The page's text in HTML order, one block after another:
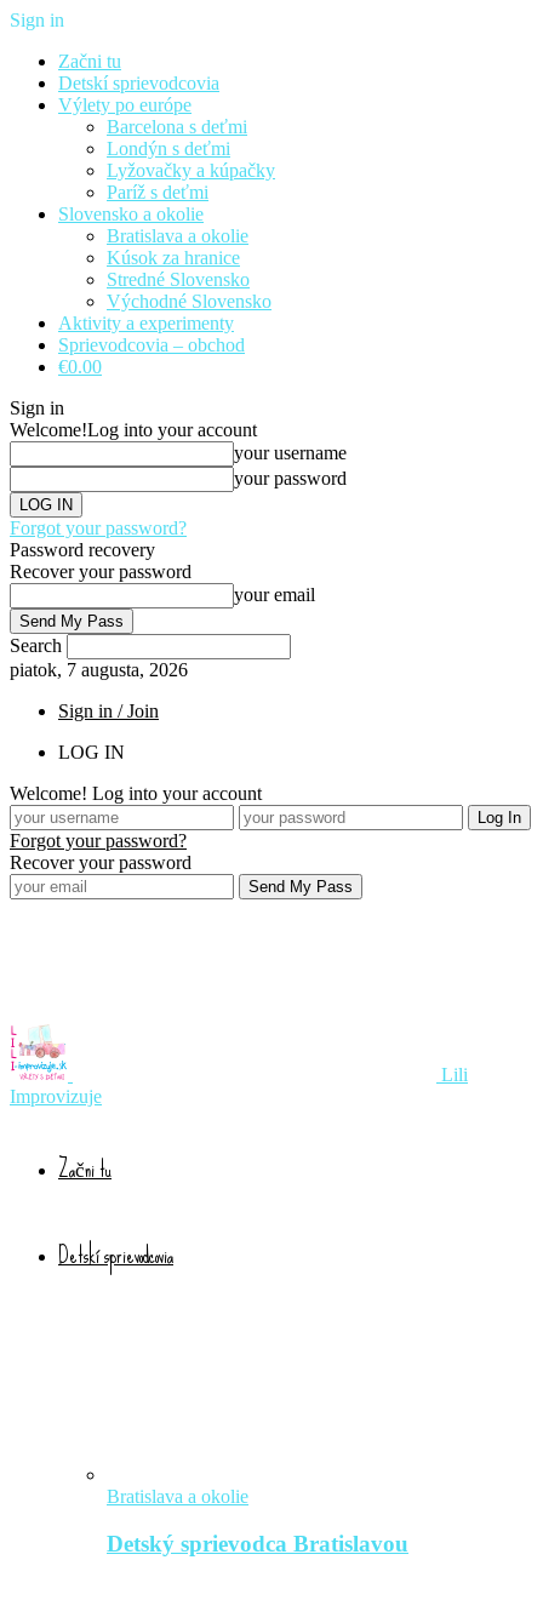
Sign in
Začni tu
Detskí sprievodcovia
Výlety po európe
Barcelona s deťmi
Londýn s deťmi
Lyžovačky a kúpačky
Paríž s deťmi
Slovensko a okolie
Bratislava a okolie
Kúsok za hranice
Stredné Slovensko
Východné Slovensko
Aktivity a experimenty
Sprievodcovia – obchod
€0.00
Sign in
Welcome!Log into your account
your username
your password
Forgot your password?
Password recovery
Recover your password
your email
Search
piatok, 7 augusta, 2026
Sign in / Join
LOG IN
Welcome! Log into your account
Forgot your password?
Recover your password
Lili
Improvizuje
Začni tu
Detskí sprievodcovia
Bratislava a okolie
Detský sprievodca Bratislavou